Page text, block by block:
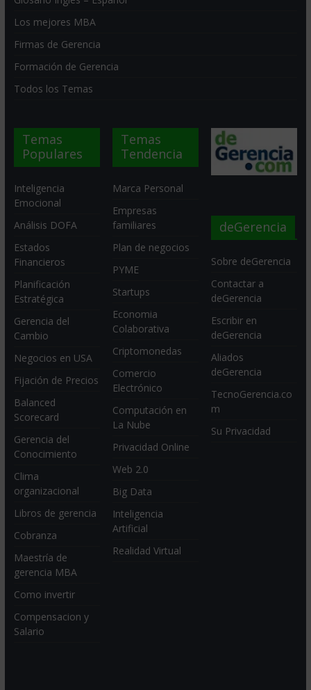
Los mejores MBA
Firmas de Gerencia
Formación de Gerencia
Todos los Temas
Temas
Populares
Inteligencia
Emocional
Análisis DOFA
Estados
Financieros
Planificación
Estratégica
Gerencia del
Cambio
Negocios en USA
Fijación de Precios
Balanced
Scorecard
Gerencia del
Conocimiento
Clima
organizacional
Libros de gerencia
Cobranza
Maestría de
gerencia MBA
Como invertir
Compensacion y
Salario
Temas
Tendencia
Marca Personal
Empresas
familiares
Plan de negocios
PYME
Startups
Economia
Colaborativa
Criptomonedas
Comercio
Electrónico
Computación en
La Nube
Privacidad Online
Web 2.0
Big Data
Inteligencia
Artificial
Realidad Virtual
deGerencia
Sobre deGerencia
Contactar a
deGerencia
Escribir en
deGerencia
Aliados
deGerencia
TecnoGerencia.co
m
Su Privacidad